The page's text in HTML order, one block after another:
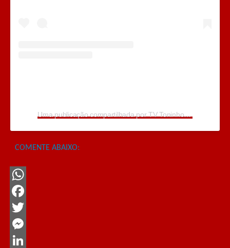
Uma publicação compartilhada por TV Toninho de Souza (@toninhodesouzamt)
COMENTE ABAIXO:
WhatsApp
Facebook
Twitter
Messenger